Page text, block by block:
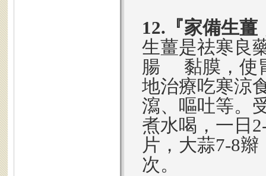
12.『家備生薑
生薑是祛寒良
腸 黏膜，使
地治療吃寒涼
瀉、嘔吐等。
煮水喝，一日
片，大蒜7-8
次。